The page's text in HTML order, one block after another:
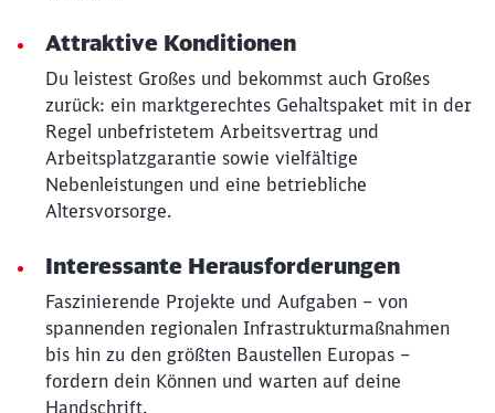
Attraktive Konditionen
Du leistest Großes und bekommst auch Großes
zurück: ein marktgerechtes Gehaltspaket mit in der
Regel unbefristetem Arbeitsvertrag und
Arbeitsplatzgarantie sowie vielfältige
Nebenleistungen und eine betriebliche
Altersvorsorge.
Interessante Herausforderungen
Faszinierende Projekte und Aufgaben – von
spannenden regionalen Infrastrukturmaßnahmen
bis hin zu den größten Baustellen Europas –
fordern dein Können und warten auf deine
Handschrift.